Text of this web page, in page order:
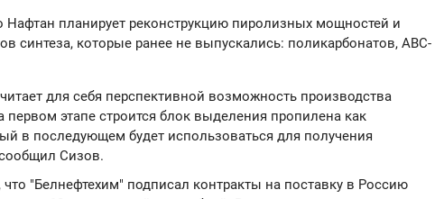
Нафтан планирует реконструкцию пиролизных мощностей и
синтеза, которые ранее не выпускались: поликарбонатов, АВС-
для себя перспективной возможность производства
этапе строится блок выделения пропилена как
в последующем будет использоваться для получения
Сизов.
, что "Белнефтехим" подписал контракты на поставку в Россию